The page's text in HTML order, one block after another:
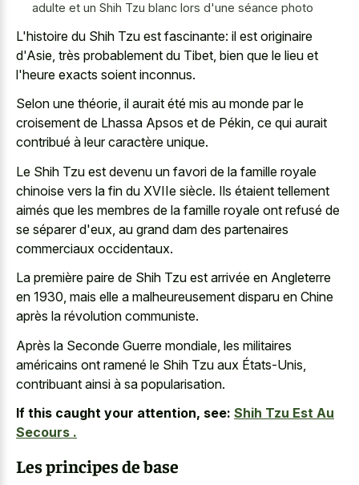
adulte et un Shih Tzu blanc lors d'une séance photo
L'histoire du Shih Tzu est fascinante: il est originaire
d'Asie, très probablement du Tibet, bien que le lieu et
l'heure exacts soient inconnus.
Selon une théorie, il aurait été mis au monde par le
croisement de Lhassa Apsos et de Pékin, ce qui aurait
contribué à leur caractère unique.
Le Shih Tzu est devenu un favori de la famille royale
chinoise vers la fin du XVIIe siècle. Ils étaient tellement
aimés que les membres de la famille royale ont refusé de
se séparer d'eux, au grand dam des partenaires
commerciaux occidentaux.
La première paire de Shih Tzu est arrivée en Angleterre
en 1930, mais elle a malheureusement disparu en Chine
après la révolution communiste.
Après la Seconde Guerre mondiale, les militaires
américains ont ramené le Shih Tzu aux États-Unis,
contribuant ainsi à sa popularisation.
If this caught your attention, see: Shih Tzu Est Au
Secours .
Les principes de base